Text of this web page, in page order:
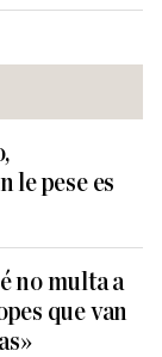
le pese es
no multa a
que van